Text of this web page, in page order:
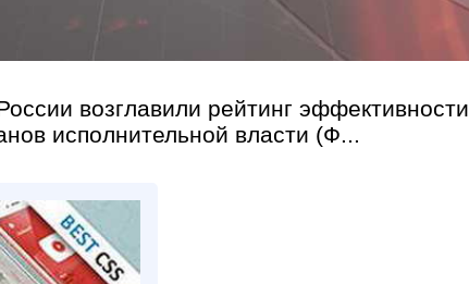
возглавили рейтинг эффективности
исполнительной власти (Ф...